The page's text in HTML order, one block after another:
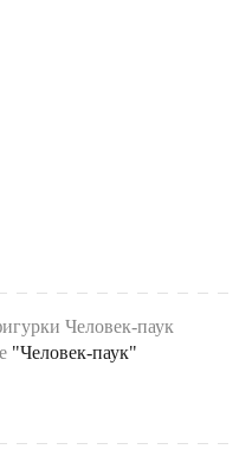
Человек-паук
"Человек-паук"